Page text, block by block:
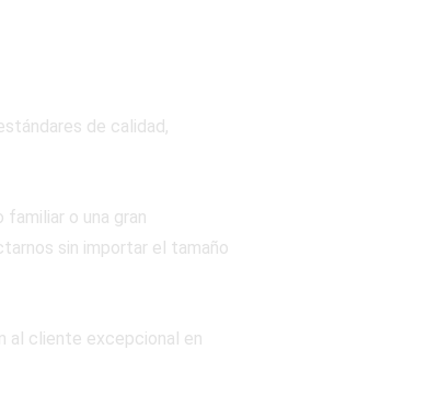
de calidad,
o una gran
sin importar el tamaño
al cliente excepcional en